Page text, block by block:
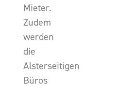
Mieter.
Zudem
werden
die
Alsterseitigen
Büros